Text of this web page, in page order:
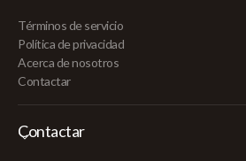
Términos de servicio
Política de privacidad
Acerca de nosotros
Contactar
Contactar